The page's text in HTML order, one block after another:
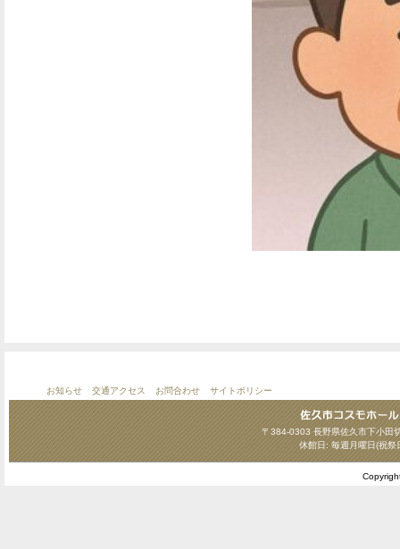
お知らせ 交通アクセス お問合わせ サイトポリシー
〒384-0303 長野県佐久市下小
休館日: 毎週月曜日(祝